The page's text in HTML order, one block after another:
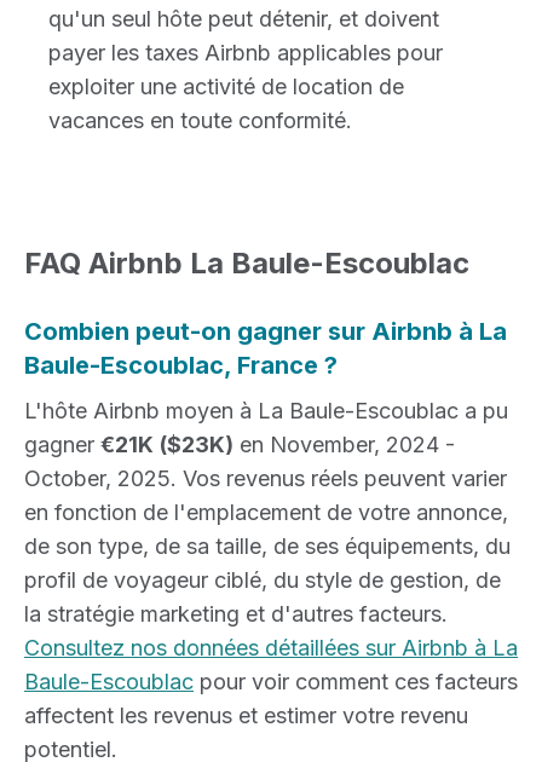
qu'un seul hôte peut détenir, et doivent
payer les taxes Airbnb applicables pour
exploiter une activité de location de
vacances en toute conformité.
FAQ Airbnb La Baule-Escoublac
Combien peut-on gagner sur Airbnb à La
Baule-Escoublac, France ?
L'hôte Airbnb moyen à La Baule-Escoublac a pu
gagner €21K ($23K) en November, 2024 -
October, 2025. Vos revenus réels peuvent varier
en fonction de l'emplacement de votre annonce,
de son type, de sa taille, de ses équipements, du
profil de voyageur ciblé, du style de gestion, de
la stratégie marketing et d'autres facteurs.
Consultez nos données détaillées sur Airbnb à La
Baule-Escoublac pour voir comment ces facteurs
affectent les revenus et estimer votre revenu
potentiel.